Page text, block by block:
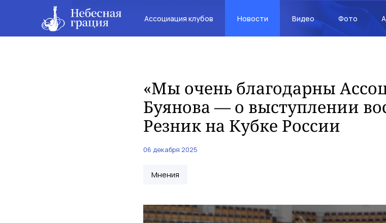
Ассоциация клубов Новости Видео Фото
«Мы очень благодарны
Буянова — о выступлении
Резник на Кубке России
06 декабря 2025
Мнения